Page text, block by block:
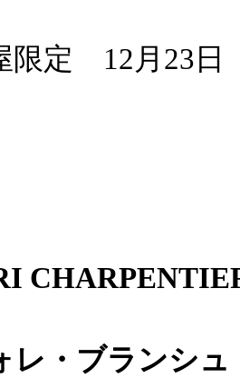
限定 12月23日
レ・ブランシュ